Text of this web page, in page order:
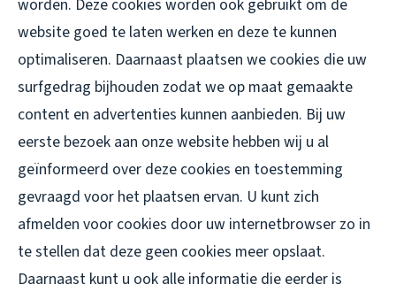
worden. Deze cookies worden ook gebruikt om de
website goed te laten werken en deze te kunnen
optimaliseren. Daarnaast plaatsen we cookies die uw
surfgedrag bijhouden zodat we op maat gemaakte
content en advertenties kunnen aanbieden. Bij uw
eerste bezoek aan onze website hebben wij u al
geïnformeerd over deze cookies en toestemming
gevraagd voor het plaatsen ervan. U kunt zich
afmelden voor cookies door uw internetbrowser zo in
te stellen dat deze geen cookies meer opslaat.
Daarnaast kunt u ook alle informatie die eerder is